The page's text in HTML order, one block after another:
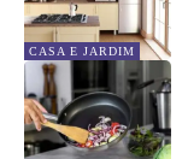
CASA E JARDIM